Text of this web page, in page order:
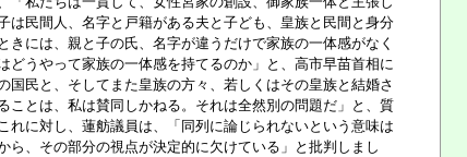
は民間人、名字と戸籍がある夫と子ども、皇族と民間と身分
きには、親と子の氏、名字が違うだけで家族の一体感がなく
どうやって家族の一体感を持てるのか」と、高市早苗首相に
国民と、そしてまた皇族の方々、若しくはその皇族と結婚さ
ことは、私は賛同しかねる。それは全然別の問題だ」と、質
れに対し、蓮舫議員は、「同列に論じられないという意味は
ら、その部分の視点が決定的に欠けている」と批判しまし